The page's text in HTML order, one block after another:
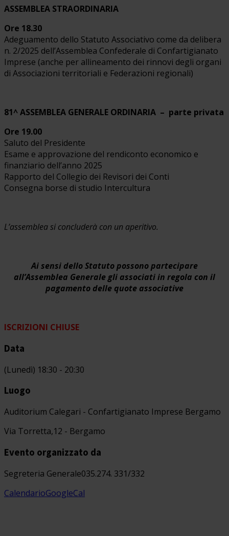
ASSEMBLEA STRAORDINARIA
Ore 18.30
Adeguamento dello Statuto Associativo come da delibera
n. 2/2025 dell’Assemblea Confederale di Confartigianato
Imprese (anche per allineamento dei rinnovi degli organi
di Associazioni territoriali e Federazioni regionali)
81^ ASSEMBLEA GENERALE ORDINARIA – parte privata
Ore 19.00
Saluto del Presidente
Esame e approvazione del rendiconto economico e
finanziario dell’anno 2025
Rapporto del Collegio dei Revisori dei Conti
Consegna borse di studio Intercultura
L’assemblea si concluderà con un aperitivo.
Ai sensi dello Statuto possono partecipare
all’Assemblea Generale gli associati in regola con il
pagamento delle quote associative
ISCRIZIONI CHIUSE
Data
(Lunedì) 18:30 - 20:30
Luogo
Auditorium Calegari - Confartigianato Imprese Bergamo
Via Torretta,12 - Bergamo
Evento organizzato da
Segreteria Generale035.274. 331/332
CalendarioGoogleCal